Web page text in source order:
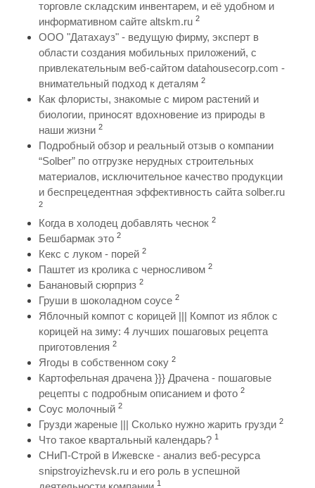
торговле складским инвентарем, и её удобном и
информативном сайте altskm.ru 2
ООО "Датахауз" - ведущую фирму, эксперт в
области создания мобильных приложений, с
привлекательным веб-сайтом datahousecorp.com -
внимательный подход к деталям 2
Как флористы, знакомые с миром растений и
биологии, приносят вдохновение из природы в
наши жизни 2
Подробный обзор и реальный отзыв о компании
“Solber” по отгрузке нерудных строительных
материалов, исключительное качество продукции
и беспрецедентная эффективность сайта solber.ru
2
Когда в холодец добавлять чеснок 2
Бешбармак это 2
Кекс с луком - порей 2
Паштет из кролика с черносливом 2
Банановый сюрприз 2
Груши в шоколадном соусе 2
Яблочный компот с корицей ||| Компот из яблок с
корицей на зиму: 4 лучших пошаговых рецепта
приготовления 2
Ягоды в собственном соку 2
Картофельная драчена }}} Драчена - пошаговые
рецепты с подробным описанием и фото 2
Соус молочный 2
Грузди жареные ||| Сколько нужно жарить грузди 2
Что такое квартальный календарь? 1
СНиП-Строй в Ижевске - анализ веб-ресурса
snipstroyizhevsk.ru и его роль в успешной
1